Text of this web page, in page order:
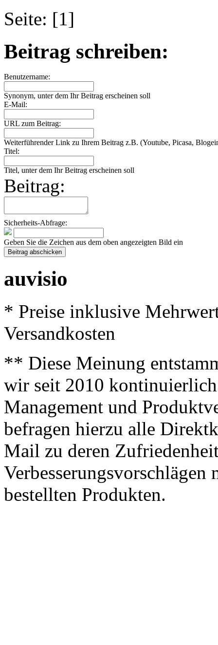
Seite: [1]
Beitrag schreiben:
Benutzername:
Synonym, unter dem Ihr Beitrag erscheinen soll
E-Mail:
URL zum Beitrag:
Weiterführender Link zu Ihrem Beitrag z.B. (Youtube, Picasa,
Titel:
Titel, unter dem Ihr Beitrag erscheinen soll
Beitrag:
Sicherheits-Abfrage:
Geben Sie die Zeichen aus dem oben angezeigten Bild ein
auvisio
* Preise inklusive
Versandkosten
** Diese Meinung
wir seit 2010
Management und
befragen hierzu alle
Mail zu deren
bestellten Produkten.